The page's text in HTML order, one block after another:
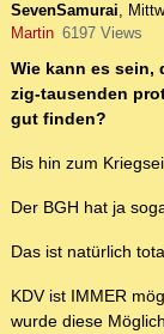
SevenSamurai,
Martin 6197 Views
Wie kann es sein,
zig-tausenden
gut finden?
Bis hin zum
Der BGH hat ja
Das ist natürlich
KDV ist IMMER
wurde diese